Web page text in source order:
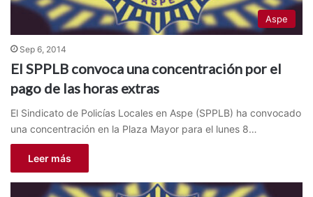
Aspe
Sep 6, 2014
El SPPLB convoca una concentración por el
pago de las horas extras
El Sindicato de Policías Locales en Aspe (SPPLB) ha convocado
una concentración en la Plaza Mayor para el lunes 8…
Leer más